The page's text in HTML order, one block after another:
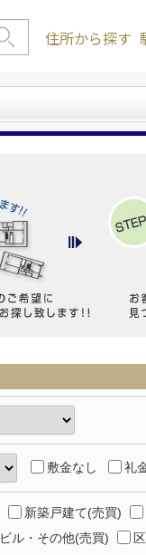
住所から探す
敷金なし 礼
新築戸建て(売買)
ビル・その他(売買)